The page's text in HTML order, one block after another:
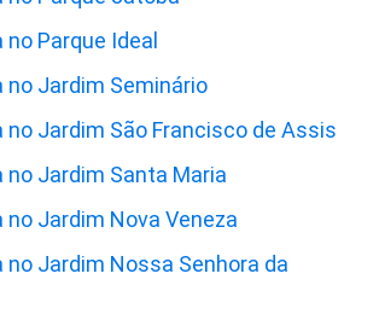
no Parque Ideal
no Jardim Seminário
no Jardim São Francisco de Assis
no Jardim Santa Maria
no Jardim Nova Veneza
no Jardim Nossa Senhora da